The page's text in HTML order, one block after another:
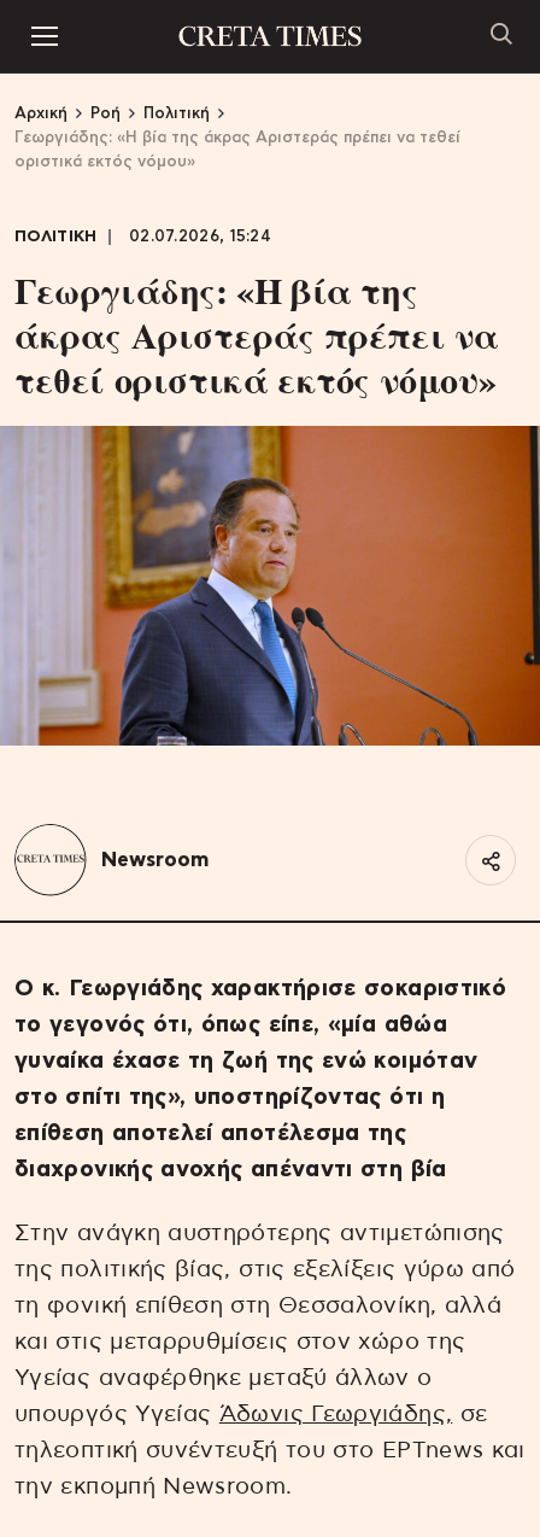
Αρχική Ροή
Πολιτική
Γεωργιάδης: «Η βία της άκρας Αριστεράς πρέπει να τεθεί
οριστικά εκτός νόμου»
ΠΟΛΙΤΙΚΗ 02.07.2026, 15:24
Γεωργιάδης: «Η βία της
άκρας Αριστεράς πρέπει να
τεθεί οριστικά εκτός νόμου»
Newsroom
Ο κ. Γεωργιάδης χαρακτήρισε σοκαριστικό
το γεγονός ότι, όπως είπε, «μία αθώα
γυναίκα έχασε τη ζωή της ενώ κοιμόταν
στο σπίτι της», υποστηρίζοντας ότι η
επίθεση αποτελεί αποτέλεσμα της
διαχρονικής ανοχής απέναντι στη βία
Στην ανάγκη αυστηρότερης αντιμετώπισης
της πολιτικής βίας, στις εξελίξεις γύρω από
τη φονική επίθεση στη Θεσσαλονίκη, αλλά
και στις μεταρρυθμίσεις στον χώρο της
Υγείας αναφέρθηκε μεταξύ άλλων ο
υπουργός Υγείας Άδωνις Γεωργιάδης, σε
τηλεοπτική συνέντευξή του στο ΕΡΤnews και
την εκπομπή Newsroom.